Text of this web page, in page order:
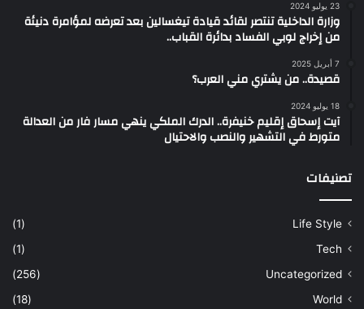
23 يوليو 2024
وزارة الداخلية تنتصر لقائد قيادة تيغسالين بعد تعرضه لمؤامرة دنيئة
من إخراج لوبي الفساد بدائرة القباب..
7 أبريل 2025
قصيدة.. من يشتري مني العرب؟
18 يوليو 2024
آيت إسحاق إقليم خنيفرة.. الدرك الملكي ينهي مسار فار من العدالة
متورط في التشهير والنصب والاحتيال
تصنيفات
Life Style
(1)
Tech
(1)
Uncategorized
(256)
World
(18)